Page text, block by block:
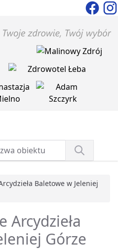
Baletowe w Jeleniej
Arcydzieła
Górze